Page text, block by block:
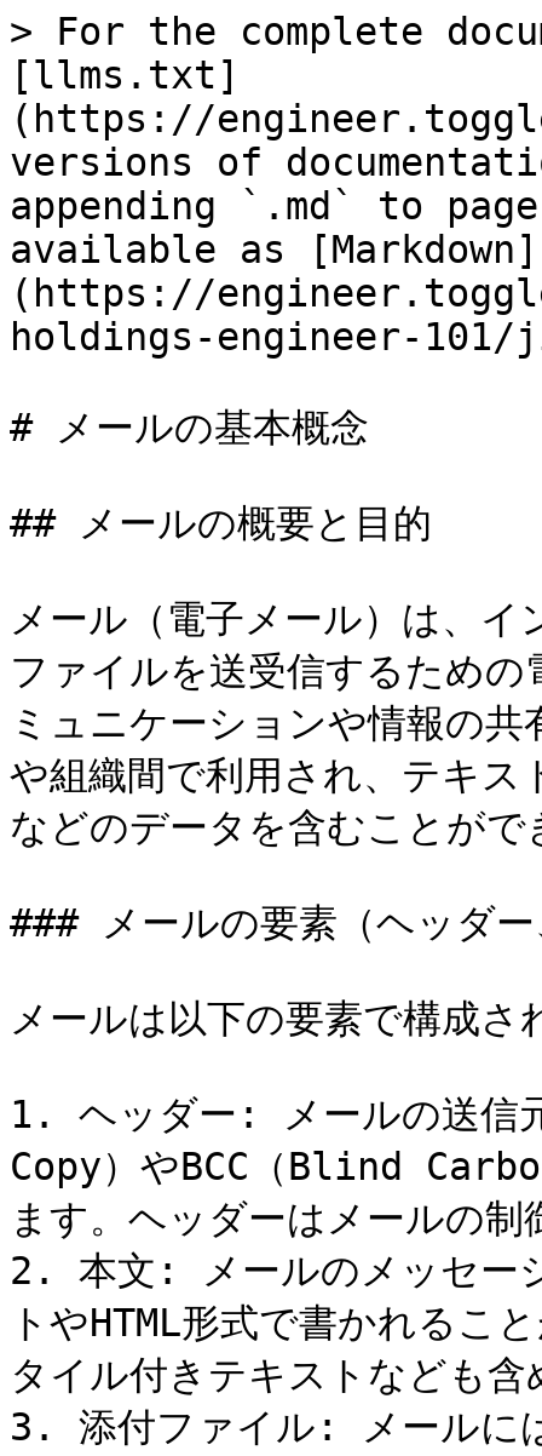
> For the complete
[llms.txt]
(https://
versions of
appending `.md` to
available as [Markdown]
(https://
holdings-engineer-
# メールの基本概念
## メールの概要と目的
メール（電子メール）は、
ファイルを送受信するため
ミュニケーションや情報の
や組織間で利用され、テキ
などのデータを含むことがで
### メールの要素（ヘッダ
メールは以下の要素で構成
1. ヘッダー: メールの送信
Copy）やBCC（Blind
ます。ヘッダーはメールの
2. 本文: メールのメッセー
トやHTML形式で書かれるこ
タイル付きテキストなども
3. 添付ファイル: メールに